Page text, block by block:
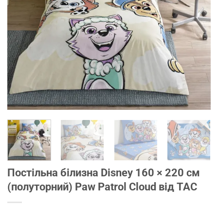
Постільна білизна Disney 160 × 220 см
(полуторний) Paw Patrol Cloud від TAC